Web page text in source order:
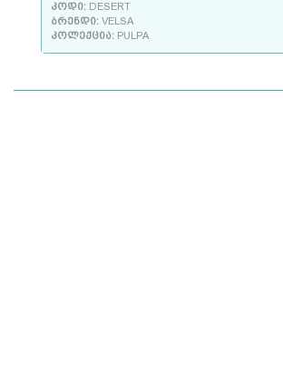
კოდი: DESERT
ბრენდი: VELSA
კოლექცია: PULPA